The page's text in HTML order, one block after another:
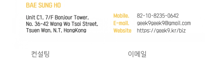
컨설팅 이메일